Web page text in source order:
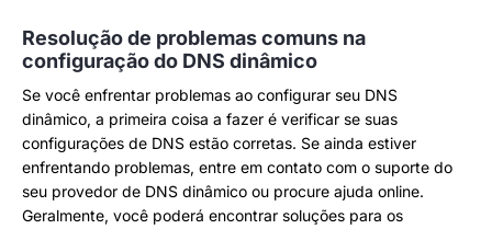
Resolução de problemas comuns na
configuração do DNS dinâmico
Se você enfrentar problemas ao configurar seu DNS
dinâmico, a primeira coisa a fazer é verificar se suas
configurações de DNS estão corretas. Se ainda estiver
enfrentando problemas, entre em contato com o suporte do
seu provedor de DNS dinâmico ou procure ajuda online.
Geralmente, você poderá encontrar soluções para os